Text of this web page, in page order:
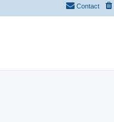
Contact